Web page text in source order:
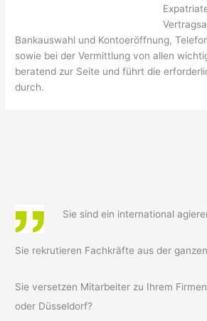
Bankauswahl und Kontoeröffnung,
sowie bei der Vermittlung von allen
beratend zur Seite und führt die
durch.
Sie sind ein international
Sie rekrutieren Fachkräfte aus der
Sie versetzen Mitarbeiter zu Ihrem
oder Düsseldorf?